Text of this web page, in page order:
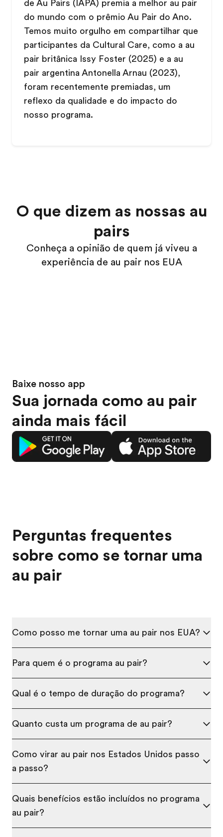
de Au Pairs (IAPA) premia a melhor au pair
do mundo com o prêmio Au Pair do Ano.
Temos muito orgulho em compartilhar que
participantes da Cultural Care, como a au
pair britânica Issy Foster (2025) e a au
pair argentina Antonella Arnau (2023),
foram recentemente premiadas, um
reflexo da qualidade e do impacto do
nosso programa.
O que dizem as nossas au
pairs
Conheça a opinião de quem já viveu a
experiência de au pair nos EUA
Baixe nosso app
Sua jornada como au pair
ainda mais fácil
Perguntas frequentes
sobre como se tornar uma
au pair
Como posso me tornar uma au pair nos EUA?
Para quem é o programa au pair?
Qual é o tempo de duração do programa?
Quanto custa um programa de au pair?
Como virar au pair nos Estados Unidos passo
a passo?
Quais benefícios estão incluídos no programa
au pair?